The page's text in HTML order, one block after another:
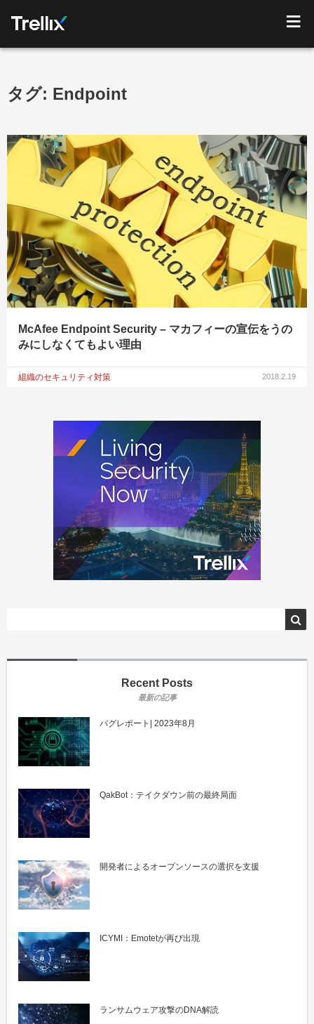
タグ: Endpoint
McAfee Endpoint Security – マカフィーの宣伝をうの
みにしなくてもよい理由
組織のセキュリティ対策 2018.2.19
Recent Posts
バグレポート| 2023年8月
QakBot：テイクダウン前の最終局面
開発者によるオープンソースの選択を支援
ICYMI：Emotetが再び出現
ランサムウェア攻撃のDNA解読